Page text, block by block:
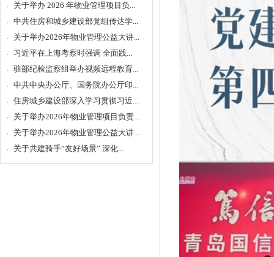
关于举办 2026 年物业管理项目负...
中共住房和城乡建设部党组传达学...
关于举办2026年物业管理公益大讲...
习近平在上海考察时强调 全面践...
驻部纪检监察组举办视频远程教育...
中共中央办公厅、国务院办公厅印...
住房城乡建设部深入学习贯彻习近...
关于举办2026年物业管理项目负责...
关于举办2026年物业管理公益大讲...
关于共建骑手“友好场景” 深化...